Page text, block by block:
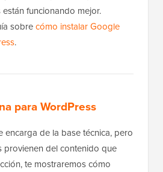
funcionando mejor.
sobrecómo instalar Google
.
para WordPress
encarga de la base técnica, pero
provienen del contenido que
te mostraremos cómo